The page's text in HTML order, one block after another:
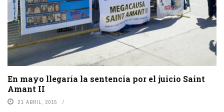
En mayo llegaría la sentencia por el juicio Saint
Amant II
21 ABRIL, 2015